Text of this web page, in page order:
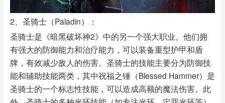
2、圣骑士（Paladin）：
圣骑士是《暗黑破坏神2》中的另一个强大职业。他们拥
有强大的防御能力和治疗能力，可以装备重型护甲和盾
牌，有效减少敌人的伤害。圣骑士的技能主要分为防御技
能和辅助技能两类，其中祝福之锤（Blessed Hammer）是
圣骑士的一个标志性技能，可以造成高额的魔法伤害。此